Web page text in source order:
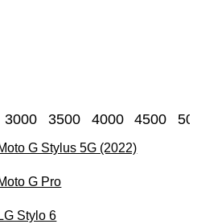
3000 3500 4000 4500
G Stylus 5G (2022)
G Pro
Stylo 6